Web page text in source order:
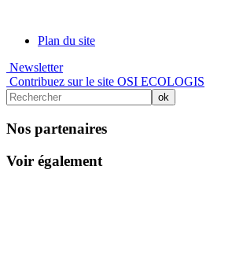
Plan du site
Newsletter
Contribuez sur le site OSI ECOLOGIS
Nos partenaires
Voir également